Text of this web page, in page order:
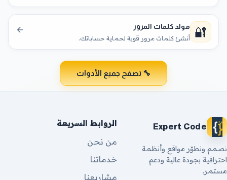
🔐 مولد كلمات المرور
أنشئ كلمات مرور قوية لحماية حساباتك.
🔧 تصفح جميع الأدوات
Expert Code
نصمم ونطوّر مواقع وأنظمة
احترافية بجودة عالية ودعم
مستمر.
الروابط السريعة
من نحن
خدماتنا
مشاريعنا